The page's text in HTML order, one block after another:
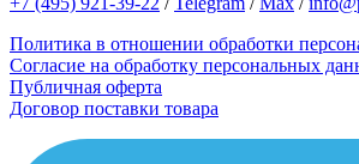
Политика в отношении обработки
Согласие на обработку персональных
Публичная оферта
Договор поставки товара